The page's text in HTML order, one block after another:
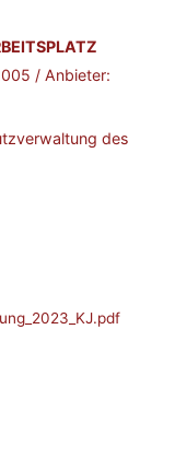
/ Anbieter:
des